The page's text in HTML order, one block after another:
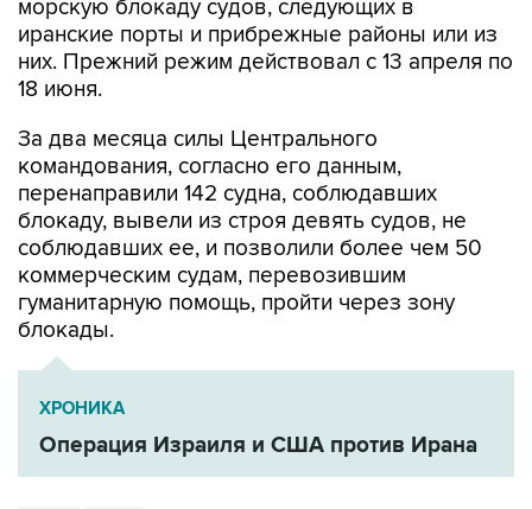
морскую блокаду судов, следующих в
иранские порты и прибрежные районы или из
них. Прежний режим действовал с 13 апреля по
18 июня.
За два месяца силы Центрального
командования, согласно его данным,
перенаправили 142 судна, соблюдавших
блокаду, вывели из строя девять судов, не
соблюдавших ее, и позволили более чем 50
коммерческим судам, перевозившим
гуманитарную помощь, пройти через зону
блокады.
ХРОНИКА
Операция Израиля и США против Ирана